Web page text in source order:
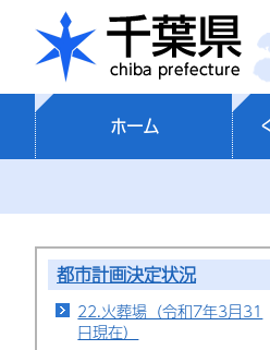
千
ホーム
都市計画決定状況
22.火葬場（令和7年3月31
日現在）